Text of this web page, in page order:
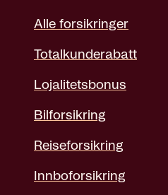
Alle forsikringer
Totalkunderabatt
Lojalitetsbonus
Bilforsikring
Reiseforsikring
Innboforsikring